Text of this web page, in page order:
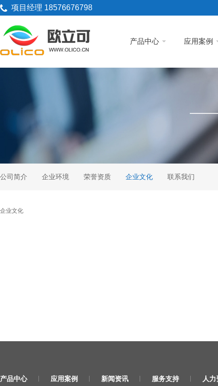
项目经理 18576676798
产品中心 应用案例
公司简介 企业环境 荣誉资质 企业文化 联系我们
企业文化
产品中心 应用案例 新闻资讯 服务支持 人